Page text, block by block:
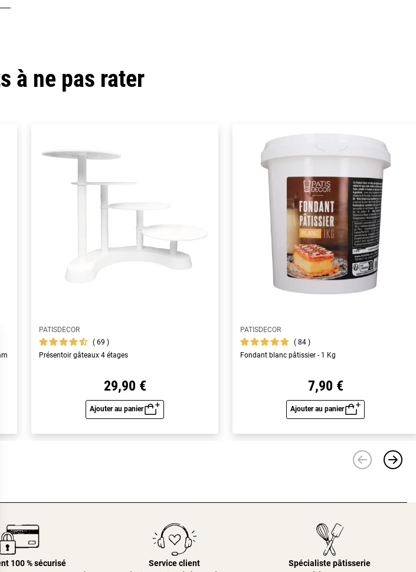
à ne pas rater
PATISDECOR
69
Présentoir gâteaux 4 étages
29,90 €
Ajouter au panier
Aperçu rapide
PATISDECOR
84
Fondant blanc pâtissier - 1 Kg
7,90 €
Ajouter au panier
Aperçu rapide
100 % sécurisé Service client Spécialiste pâtisserie